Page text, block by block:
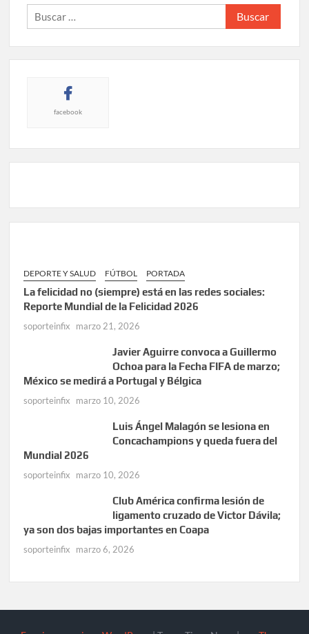
Buscar:
facebook
DEPORTE Y SALUD FÚTBOL PORTADA
La felicidad no (siempre) está en las redes sociales:
Reporte Mundial de la Felicidad 2026
soporteinfix marzo 21, 2026
Javier Aguirre convoca a Guillermo
Ochoa para la Fecha FIFA de marzo;
México se medirá a Portugal y Bélgica
soporteinfix marzo 10, 2026
Luis Ángel Malagón se lesiona en
Concachampions y queda fuera del
Mundial 2026
soporteinfix marzo 10, 2026
Club América confirma lesión de
ligamento cruzado de Victor Dávila;
ya son dos bajas importantes en Coapa
soporteinfix marzo 6, 2026